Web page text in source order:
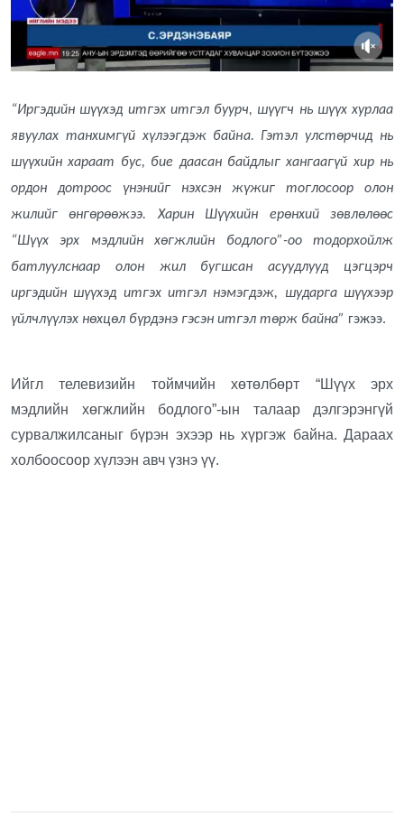
“Иргэдийн шүүхэд итгэх итгэл буурч, шүүгч нь шүүх хурлаа
явуулах танхимгүй хүлээгдэж байна. Гэтэл улстөрчид нь
шүүхийн хараат бус, бие даасан байдлыг хангаагүй хир нь
ордон дотроос үнэнийг нэхсэн жүжиг тоглосоор олон
жилийг өнгөрөөжээ. Харин Шүүхийн ерөнхий зөвлөлөөс
“Шүүх эрх мэдлийн хөгжлийн бодлого”-оо тодорхойлж
батлуулснаар олон жил бугшсан асуудлууд цэгцэрч
иргэдийн шүүхэд итгэх итгэл нэмэгдэж, шударга шүүхээр
үйлчлүүлэх нөхцөл бүрдэнэ гэсэн итгэл төрж байна” гэжээ.
Ийгл телевизийн тоймчийн хөтөлбөрт “Шүүх эрх
мэдлийн хөгжлийн бодлого”-ын талаар дэлгэрэнгүй
сурвалжилсаныг бүрэн эхээр нь хүргэж байна. Дараах
холбоосоор хүлээн авч үзнэ үү.